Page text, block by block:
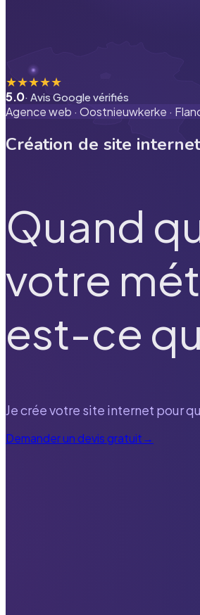
★★★★★
5.0· Avis Google vérifiés
Agence web · Oostnieuwkerke ·
Création de site
Quand
votre
est-ce
Je crée votre site internet pour
Demander un devis gratuit→